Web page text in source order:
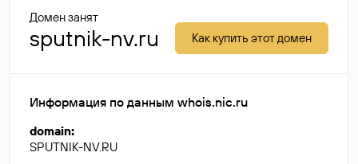
Домен занят
sputnik-nv.ru Как купить этот домен
Информация по данным whois.nic.ru
domain:
SPUTNIK-NV.RU